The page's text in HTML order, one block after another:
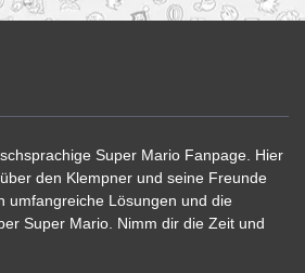
Super Mario Fanpage. Hier
den Klempner und seine Freunde
umfangreiche Lösungen und die
Super Mario. Nimm dir die Zeit und